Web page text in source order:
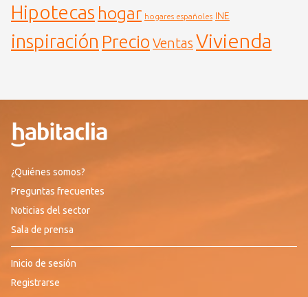
Hipotecas hogar hogares españoles INE
inspiración Precio Ventas Vivienda
¿Quiénes somos?
Preguntas frecuentes
Noticias del sector
Sala de prensa
Inicio de sesión
Registrarse